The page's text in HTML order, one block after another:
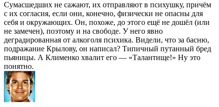
Сумасшедших не сажают, их отправляют в психушку, причём
с их согласия, если они, конечно, физически не опасны для
себя и окружающих. Он, похоже, до этого ещё не дошёл (или
не замечен), поэтому и на свободе. У него явно
деградированная от алкоголя психика. Видели, что за басню,
подражание Крылову, он написал? Типичный путанный бред
пьяницы. А Клименко хвалит его — «Талантище!» Ну это
понятно.